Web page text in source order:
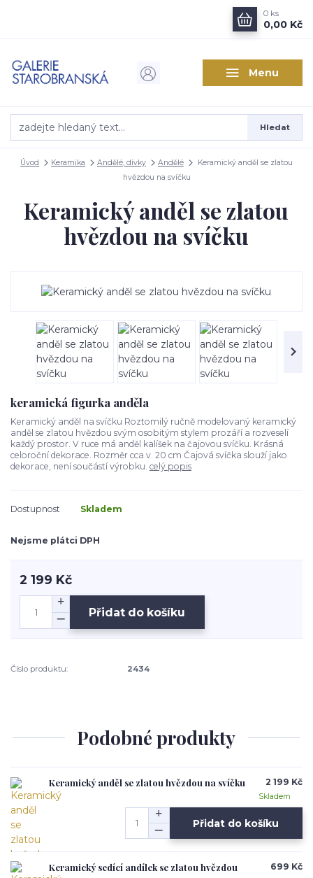
Menu
Hledat
0 ks
0,00 Kč
Úvod Keramika Andělé, dívky Andělé
Keramický anděl se zlatou
hvězdou na svíčku
Keramický anděl se zlatou
hvězdou na svíčku
keramická figurka anděla
Keramický anděl na svíčku Roztomilý ručně modelovaný keramický
anděl se zlatou hvězdou svým osobitým stylem prozáří a rozveselí
každý prostor. V ruce má anděl kalíšek na čajovou svíčku. Krásná
celoroční dekorace. Rozměr cca v. 20 cm Čajová svíčka slouží jako
dekorace, není součástí výrobku. celý popis
Dostupnost Skladem
Nejsme plátci DPH
2 199 Kč
Přidat do košíku
Číslo produktu: 2434
Podobné produkty
Keramický anděl se zlatou hvězdou na svíčku 2 199 Kč
Skladem
Přidat do košíku
Keramický sedící andílek se zlatou hvězdou 699 Kč